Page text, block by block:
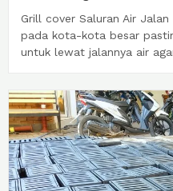
Grill cover Saluran Air
pada kota-kota besar
untuk lewat jalannya air